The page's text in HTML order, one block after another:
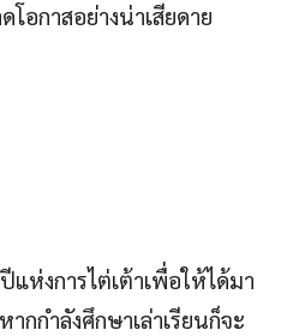
อกาสอย่างน่าเสียดาย
ห่งการไต่เต้าเพื่อให้ได้มา
กกำลังศึกษาเล่าเรียนก็จะ